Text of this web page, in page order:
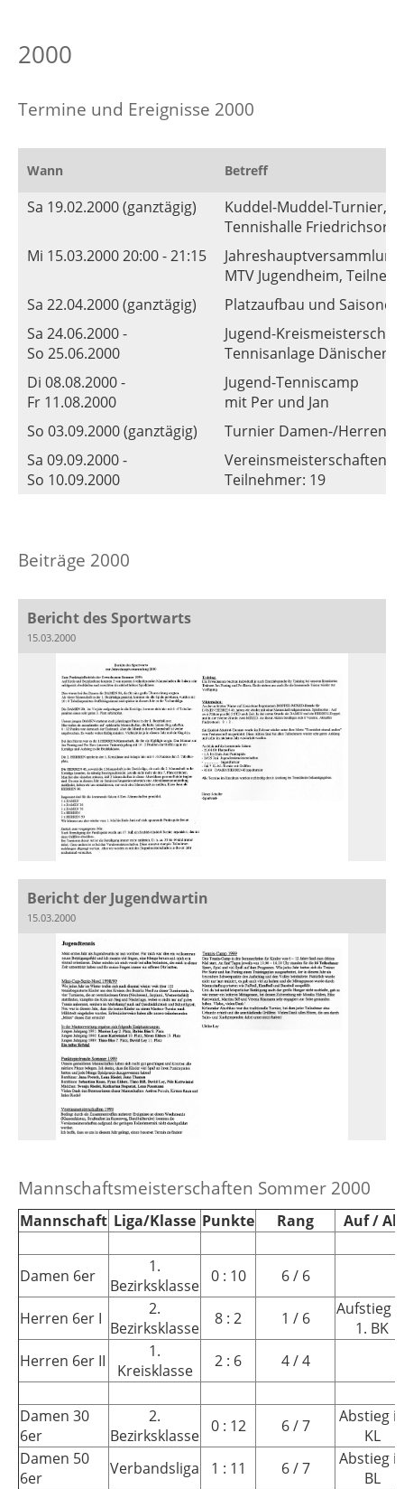
2000
Termine und Ereignisse 2000
Wann Betreff
Sa 19.02.2000 (ganztägig)
Kuddel-Muddel-Turnier,
Tennishalle Friedrichsort
Mi 15.03.2000 20:00 - 21:15
Jahreshauptversammlung
MTV Jugendheim,
Sa 22.04.2000 (ganztägig)
Platzaufbau und
Sa 24.06.2000 -
So 25.06.2000
Jugend-
Tennisanlage
Di 08.08.2000 -
Fr 11.08.2000
Jugend-Tenniscamp
mit Per und Jan
So 03.09.2000 (ganztägig)
Turnier Damen-/Herren-
Sa 09.09.2000 -
So 10.09.2000
Vereinsmeisterschaften
Teilnehmer: 19
Beiträge 2000
Bericht des Sportwarts
15.03.2000
Bericht der Jugendwartin
15.03.2000
Mannschaftsmeisterschaften Sommer 2000
Mannschaft Liga/Klasse Punkte Rang Auf / Ab
Damen 6er
1.
Bezirksklasse 0 : 10 6 / 6
Herren 6er I
2.
Bezirksklasse
8 : 2 1 / 6
Aufstieg
1. BK
Herren 6er II
1.
Kreisklasse
2 : 6 4 / 4
Damen 30
6er
2.
Bezirksklasse 0 : 12 6 / 7
Abstieg
KL
Damen 50
6er
Verbandsliga 1 : 11 6 / 7
Abstieg
BL